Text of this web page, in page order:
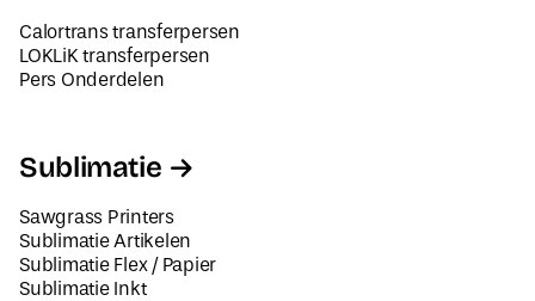
Calortrans transferpersen
LOKLiK transferpersen
Pers Onderdelen
Sublimatie
Sawgrass Printers
Sublimatie Artikelen
Sublimatie Flex / Papier
Sublimatie Inkt